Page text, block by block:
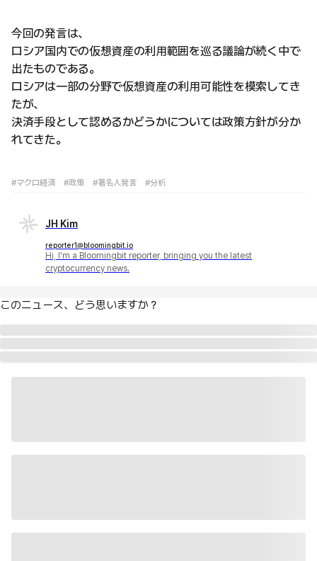
今回の発言は、
ロシア国内での仮想資産の利用範囲を巡る議論が続く中で
出たものである。
ロシアは一部の分野で仮想資産の利用可能性を模索してき
たが、
決済手段として認めるかどうかについては政策方針が分か
れてきた。
#マクロ経済 #政策 #著名人発言 #分析
JH Kim
reporter1@bloomingbit.io
Hi, I'm a Bloomingbit reporter, bringing you the latest
cryptocurrency news.
このニュース、どう思いますか？